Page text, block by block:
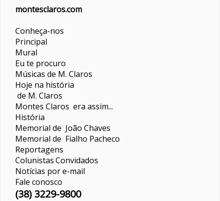
montesclaros.com
Conheça-nos
Principal
Mural
Eu te procuro
Músicas de M. Claros
Hoje na história
de M. Claros
Montes Claros era assim...
História
Memorial de João Chaves
Memorial de Fialho Pacheco
Reportagens
ColunistasConvidados
Notícias por e-mail
Fale conosco
(38) 3229-9800